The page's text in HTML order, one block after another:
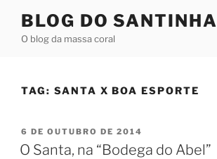
BLOG DO SANTINHA
O blog da massa coral
TAG: SANTA X BOA ESPORTE
PUBLICADO
EM
6 DE OUTUBRO DE 2014
O Santa, na “Bodega do Abel”